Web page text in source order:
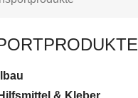
& Kleber